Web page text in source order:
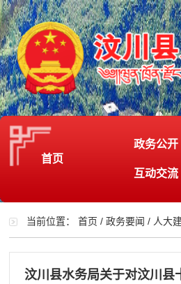
首页
政务公开
互动交流
当前位置：首页 /政务要闻 / 人大
汶川县水务局关于对汶川县